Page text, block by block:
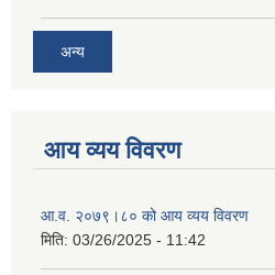
अन्य
आय व्यय विवरण
आ.व. २०७९।८० को आय व्यय विवरण
मिति: 03/26/2025 - 11:42